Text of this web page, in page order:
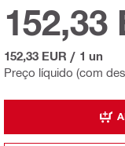
Preço líquido (com
152,33
152,33 EUR / 1 un